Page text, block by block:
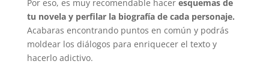
Por eso, es muy recomendable hacer esquemas de
tu novela y perfilar la biografía de cada personaje.
Acabaras encontrando puntos en común y podrás
moldear los diálogos para enriquecer el texto y
hacerlo adictivo.